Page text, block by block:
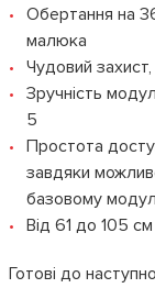
Обертання на
малюка
Чудовий
Зручність
5
Простота
завдяки
базовому
Від 61 до 105 см
Готові до